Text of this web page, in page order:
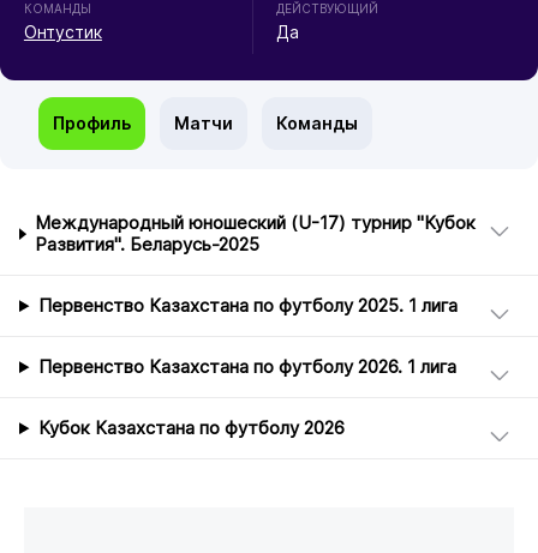
КОМАНДЫ
Онтустик
ДЕЙСТВУЮЩИЙ
Да
Профиль Матчи Команды
Международный юношеский (U-17) турнир "Кубок
Развития". Беларусь-2025
Первенство Казахстана по футболу 2025. 1 лига
Первенство Казахстана по футболу 2026. 1 лига
Кубок Казахстана по футболу 2026